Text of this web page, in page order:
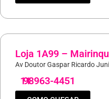
Loja 1A99 –
Av Doutor Gaspar Ricardo
11
98963-4451